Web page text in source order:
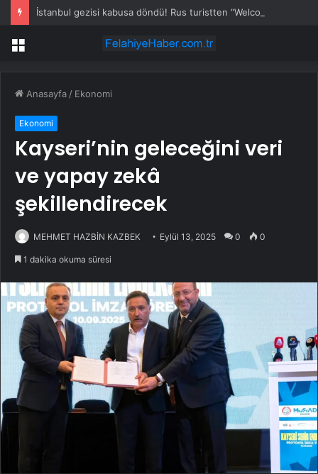
Menü
Anasayfa / Ekonomi
Ekonomi
Kayseri’nin geleceğini veri
ve yapay zekâ
şekillendirecek
MEHMET HAZBİN KAZBEK Eylül 13, 2025 0 0
1 dakika okuma süresi